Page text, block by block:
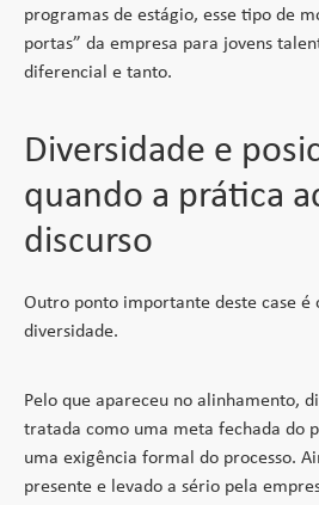
programas de estágio, esse tipo de
portas” da empresa para jovens
diferencial e tanto.
Diversidade e
quando a prática
discurso
Outro ponto importante deste case é
diversidade.
Pelo que apareceu no alinhamento,
tratada como uma meta fechada do
uma exigência formal do processo.
presente e levado a sério pela